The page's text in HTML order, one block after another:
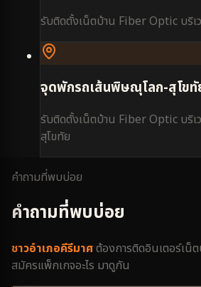
รับติดตั้งเน็ตบ้าน Fiber Optic บริ
จุดพักรถเส้นพิษณุโลก-สุโขทั
รับติดตั้งเน็ตบ้าน Fiber Optic บริ
สุโขทัย
คำถามที่พบบ่อย
คำถามที่พบบ่อย
ชาวอำเภอคีรีมาศต้องการติดอินเตอร์เน็
สมัครแพ็กเกจอะไร มาดูกัน